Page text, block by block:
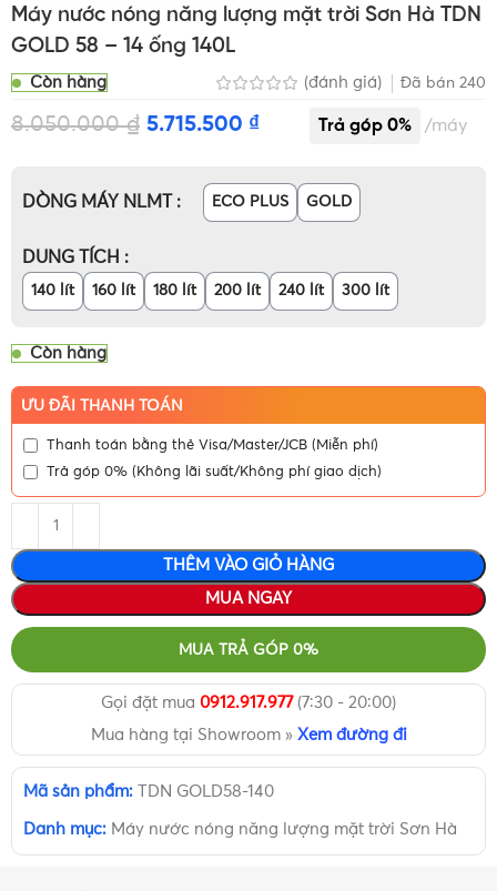
Máy nước nóng năng lượng mặt trời Sơn Hà TDN
GOLD 58 – 14 ống 140L
Còn hàng (đánh giá) Đã bán 240
8.050.000₫ 5.715.500 ₫ máy
DÒNG MÁY NLMT ECO PLUS GOLD
DUNG TÍCH
140 lít 160 lít 180 lít 200 lít 240 lít 300 lít
Còn hàng
ƯU ĐÃI THANH TOÁN
Thanh toán bằng thẻ Visa/Master/JCB (Miễn phí)
Trả góp 0% (Không lãi suất/Không phí giao dịch)
THÊM VÀO GIỎ HÀNG
MUA NGAY
MUA TRẢ GÓP 0%
Gọi đặt mua 0912.917.977(7:30 - 20:00)
Mua hàng tại Showroom » Xem đường đi
Mã sản phẩm: TDN GOLD58-140
Danh mục: Máy nước nóng năng lượng mặt trời Sơn Hà